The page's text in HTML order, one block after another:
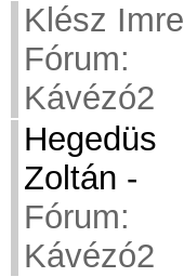
Klész Imre
Fórum:
Kávézó2
Hegedüs
Zoltán -
Fórum:
Kávézó2